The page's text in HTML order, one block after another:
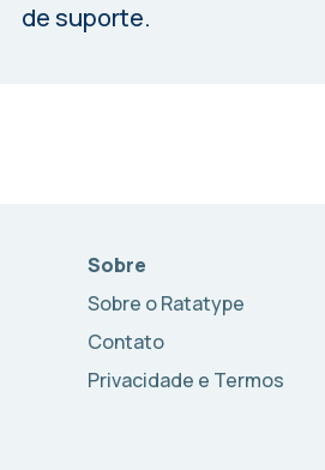
de suporte.
Sobre
Sobre o Ratatype
Contato
Privacidade e Termos